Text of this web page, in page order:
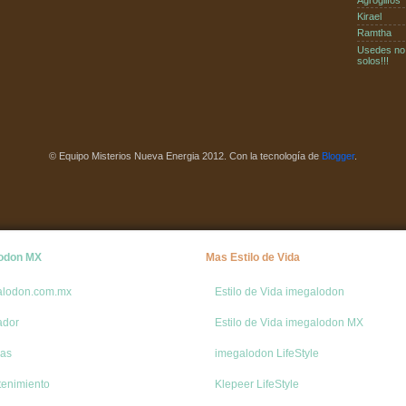
Kirael
Ramtha
Usedes
solos!!!
© Equipo Misterios Nueva Energia 2012. Con la tecnología de Blogger.
MX Mas Estilo de Vida
Estilo de Vida imegalodon
Estilo de Vida imegalodon MX
imegalodon LifeStyle
Klepeer LifeStyle